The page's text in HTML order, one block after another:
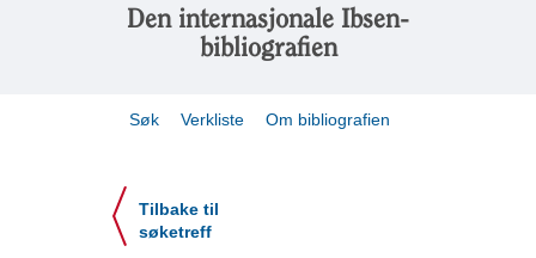
Den internasjonale Ibsen-
bibliografien
Søk Verkliste Om bibliografien
Tilbake til
søketreff